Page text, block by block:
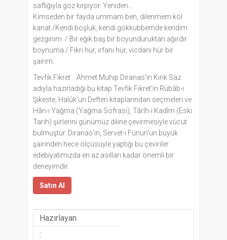
saflığıyla göz kırpıyor. Yeniden...
Kimseden bir fayda ummam ben, dilenmem kol
kanat /Kendi boşluk, kendi gökkubbemde kendim
gezginim. / Bir eğik baş bir boyunduruktan ağırdır
boynuma / Fikri hür, irfanı hür, vicdanı hür bir
şairim.
Tevfik Fikret Ahmet Muhip Dıranas'ın Kırık Saz
adıyla hazırladığı bu kitap Tevfik Fikret'in Rübâb-ı
Şikeste, Halûk'un Defteri kitaplarından seçmeleri ve
Hân-ı Yağma (Yağma Sofrası), Târîh-i Kadîm (Eski
Tarih) şiirlerini günümüz diline çevirmesiyle vücut
bulmuştur. Dıranas'ın, Servet-i Fünun'un büyük
şairinden hece ölçüsüyle yaptığı bu çeviriler
edebiyatımızda en az asılları kadar önemli bir
deneyimdir.
Satın Al
Hazırlayan
: